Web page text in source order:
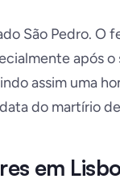
São Pedro. O
após o
assim uma
do martírio
em